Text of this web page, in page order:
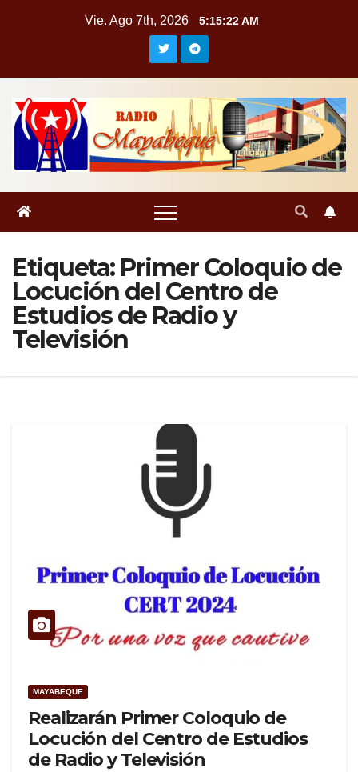
Vie. Ago 7th, 2026 5:15:22 AM
Etiqueta: Primer Coloquio de
Locución del Centro de
Estudios de Radio y
Televisión
MAYABEQUE
Realizarán Primer Coloquio de
Locución del Centro de Estudios
de Radio y Televisión